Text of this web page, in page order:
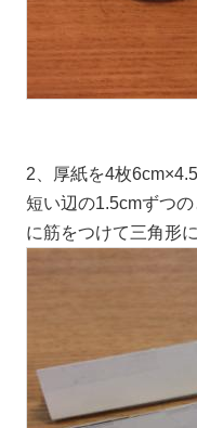
2、厚紙を4枚
短い辺の1.5cmずつ
に筋をつけて三角形